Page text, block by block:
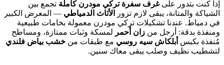
إذا كنت بتدور علىغرف سفرة تركي مودرن كاملة تجمع بين
الشياكة والمتانة، يبقى لازم تزور
الأثاث الدمياطي — المعرض الكبير
في دمياط. عندنا تشكيلات تركي مودرن معمولة بخامات طبيعية
ومنفذة بدقة: أرجل من زان أحمر لمسكة وثبات ممتازة، ومساطح
مُنفذة بكبس أبلكاش سيه روسي مع طبقات من خشب بياض فلندي
لتشطيب نظيف وصلب يبقى معاك سنين.